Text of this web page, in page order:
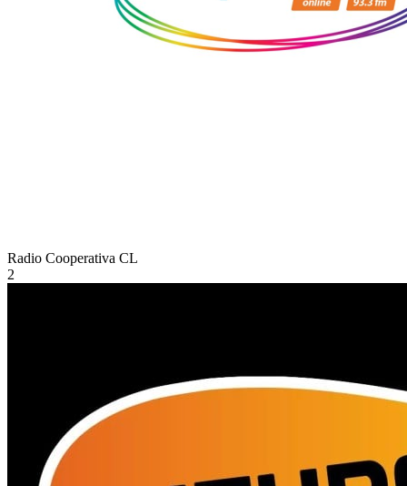
Radio Cooperativa CL
2